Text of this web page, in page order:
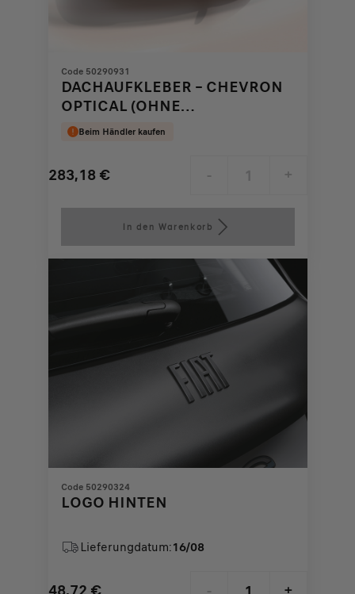
Code 50290931
DACHAUFKLEBER – CHEVRON
OPTICAL (OHNE
ANTENNENLOCH)
Beim Händler kaufen
283,18 €
Price
283,18
€
- +
Quantity
to:
1
In den Warenkorb
Code 50290324
LOGO HINTEN
Lieferungdatum:16/08
- +